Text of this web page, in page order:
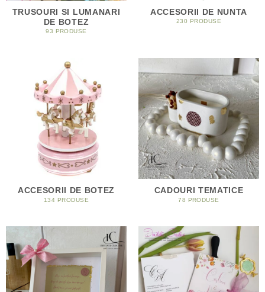
TRUSOURI SI LUMANARI
DE BOTEZ
93 PRODUSE
ACCESORII DE NUNTA
230 PRODUSE
ACCESORII DE BOTEZ
134 PRODUSE
CADOURI TEMATICE
78 PRODUSE